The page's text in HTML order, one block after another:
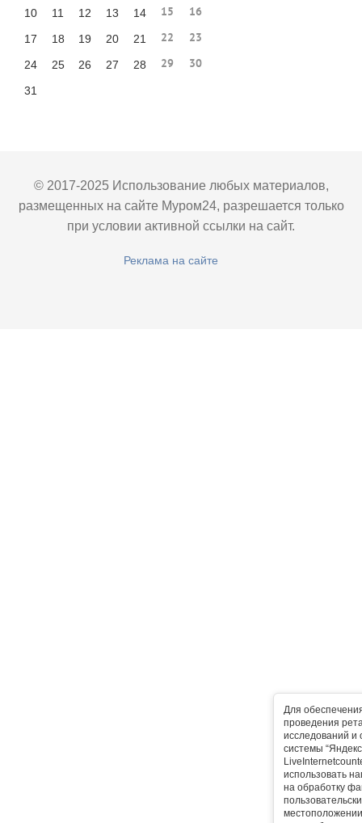
Для
проведения
исследований и
системы
использовать
на обработку
10 11 12 13 14 15 16
17 18 19 20 21 22 23
24 25 26 27 28 29 30
31
© 2017-2025 Использование любых материалов,
размещенных на сайте Муром24, разрешается только
при условии активной ссылки на сайт.
Реклама на сайте